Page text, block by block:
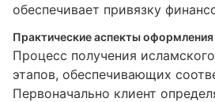
обеспечивает привязку
Практические аспекты
Процесс получения
этапов, обеспечивающих
Первоначально клиент